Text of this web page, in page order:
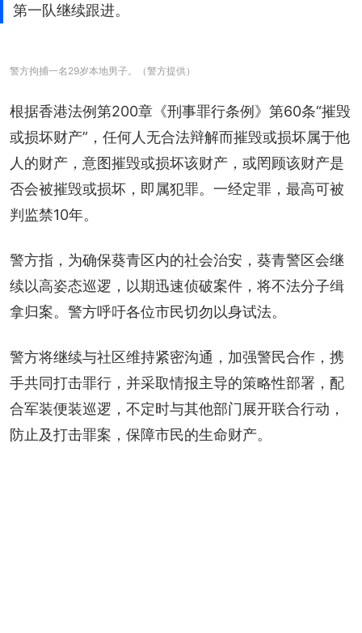
第一队继续跟进。
警方拘捕一名29岁本地男子。（警方提供）
根据香港法例第200章《刑事罪行条例》第60条“摧毁
或损坏财产”，任何人无合法辩解而摧毁或损坏属于他
人的财产，意图摧毁或损坏该财产，或罔顾该财产是
否会被摧毁或损坏，即属犯罪。一经定罪，最高可被
判监禁10年。
警方指，为确保葵青区内的社会治安，葵青警区会继
续以高姿态巡逻，以期迅速侦破案件，将不法分子缉
拿归案。警方呼吁各位市民切勿以身试法。
警方将继续与社区维持紧密沟通，加强警民合作，携
手共同打击罪行，并采取情报主导的策略性部署，配
合军装便装巡逻，不定时与其他部门展开联合行动，
防止及打击罪案，保障市民的生命财产。